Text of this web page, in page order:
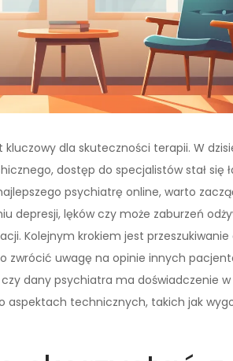
dla skuteczności terapii. W
dostęp do specjalistów stał się
psychiatrę online, warto
depresji, lęków czy może zaburzeń
Kolejnym krokiem jest
zwrócić uwagę na opinie innych
dany psychiatra ma doświadczenie
aspektach technicznych, takich jak